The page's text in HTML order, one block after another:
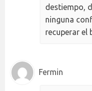
destiempo,
ninguna
recuperar el
Fermin